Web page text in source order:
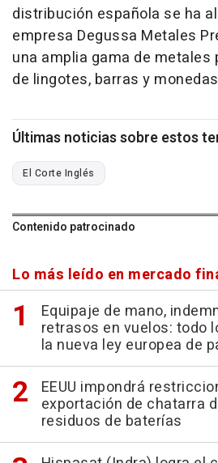
distribución española se ha
empresa Degussa Metales
una amplia gama de
de lingotes, barras y
Últimas noticias sobre estos
El Corte Inglés
Contenido patrocinado
Lo más leído en mercado
Equipaje de mano,
retrasos en vuelos: todo
la nueva ley europea de
EEUU impondrá
exportación de chatarra
residuos de baterías